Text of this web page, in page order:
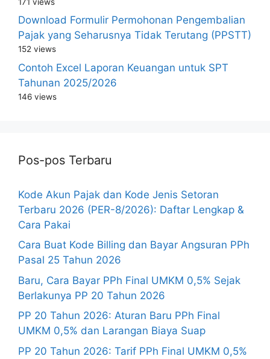
Download Formulir Permohonan Pengembalian
Pajak yang Seharusnya Tidak Terutang (PPSTT)
152 views
Contoh Excel Laporan Keuangan untuk SPT
Tahunan 2025/2026
146 views
Pos-pos Terbaru
Kode Akun Pajak dan Kode Jenis Setoran
Terbaru 2026 (PER-8/2026): Daftar Lengkap &
Cara Pakai
Cara Buat Kode Billing dan Bayar Angsuran PPh
Pasal 25 Tahun 2026
Baru, Cara Bayar PPh Final UMKM 0,5% Sejak
Berlakunya PP 20 Tahun 2026
PP 20 Tahun 2026: Aturan Baru PPh Final
UMKM 0,5% dan Larangan Biaya Suap
PP 20 Tahun 2026: Tarif PPh Final UMKM 0,5%